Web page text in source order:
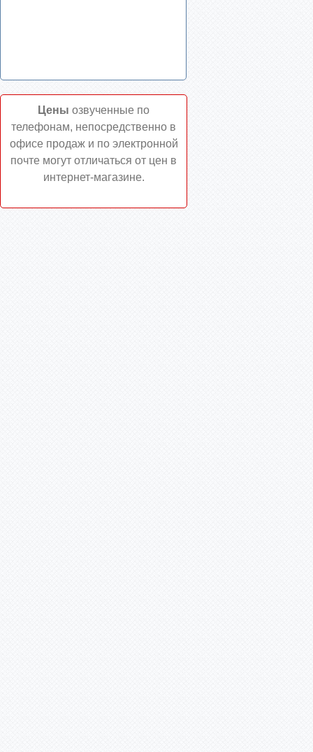
Цены озвученные по
телефонам, непосредственно в
офисе продаж и по электронной
почте могут отличаться от цен в
интернет-магазине.